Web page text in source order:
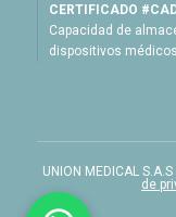
CERTIFICADO
Capacidad de
dispositivos médicos.
UNION MEDICAL
de